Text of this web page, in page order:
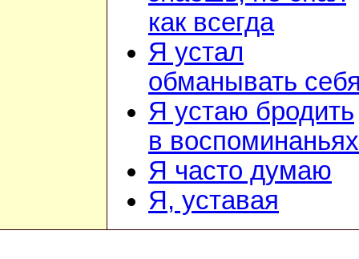
как всегда
Я устал
обманывать
Я устаю бродить
в воспоминаньях
Я часто думаю
Я, уставая